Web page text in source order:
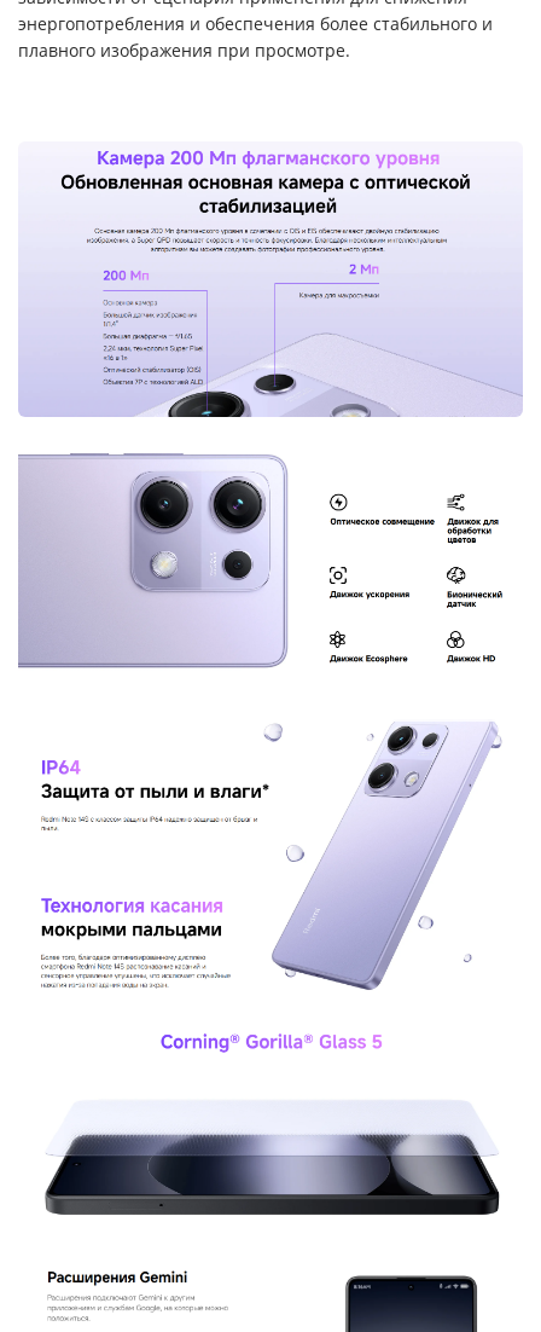
энергопотребления и обеспечения более стабильного и
плавного изображения при просмотре.